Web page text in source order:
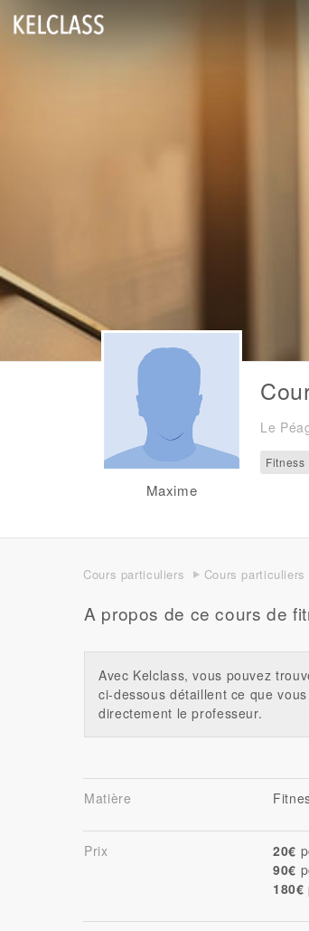
Maxime
Le
Fitness
Cours particuliers Cours
A propos de ce cours de
Avec Kelclass, vous pouvez
ci-dessous détaillent ce que
directement le professeur.
Matière
Prix 20€
90€
180€